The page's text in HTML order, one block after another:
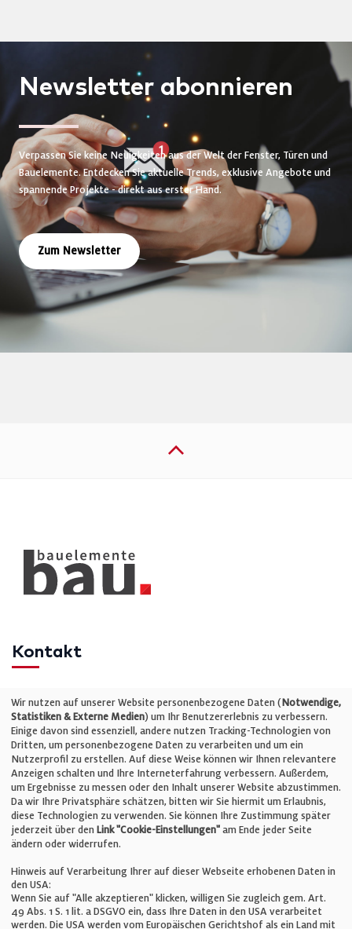
Newsletter abonnieren
Verpassen Sie keine Neuigkeiten aus der Welt der Fenster, Türen und
Bauelemente. Entdecken Sie aktuelle Trends, exklusive Angebote und
spannende Projekte - direkt aus erster Hand.
Zum Newsletter
Kontakt
Telefon: +49 (0)711 2585563-0
E-Mail:info@bauelemente-bau.eu
Unternehmen
Impressum
Cookie-Einstellungen
Wir nutzen auf unserer Website personenbezogene Daten (Notwendige,
Statistiken & Externe Medien) um Ihr Benutzererlebnis zu verbessern.
Einige davon sind essenziell, andere nutzen Tracking-Technologien von
Dritten, um personenbezogene Daten zu verarbeiten und um ein
Nutzerprofil zu erstellen. Auf diese Weise können wir Ihnen relevantere
Anzeigen schalten und Ihre Interneterfahrung verbessern. Außerdem,
um Ergebnisse zu messen oder den Inhalt unserer Website abzustimmen.
Da wir Ihre Privatsphäre schätzen, bitten wir Sie hiermit um Erlaubnis,
diese Technologien zu verwenden. Sie können Ihre Zustimmung später
jederzeit über den Link "Cookie-Einstellungen" am Ende jeder Seite
ändern oder widerrufen.
Hinweis auf Verarbeitung Ihrer auf dieser Webseite erhobenen Daten in
den USA:
Wenn Sie auf "Alle akzeptieren" klicken, willigen Sie zugleich gem. Art.
49 Abs. 1 S. 1 lit. a DSGVO ein, dass Ihre Daten in den USA verarbeitet
werden. Die USA werden vom Europäischen Gerichtshof als ein Land mit